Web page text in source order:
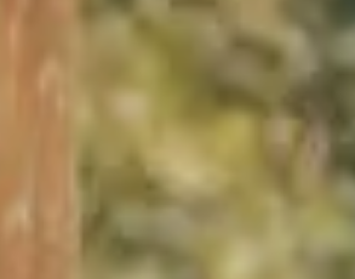
Découvertes
gourmandes
Art,
patrimoine